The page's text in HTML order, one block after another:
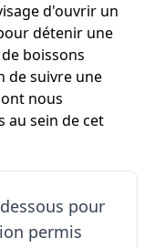
d'ouvrir un
détenir une
boissons
de suivre une
nous
au sein de cet
pour
permis